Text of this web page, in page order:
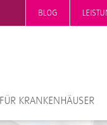
BLOG
FÜR KRANKENHÄUSER